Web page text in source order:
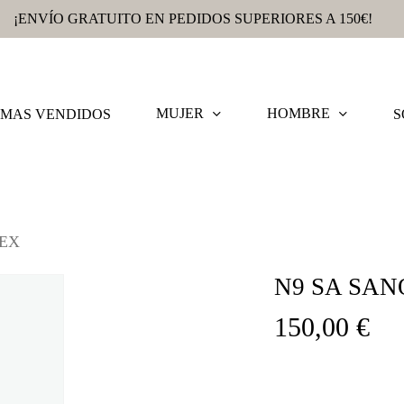
¡ENVÍO GRATUITO EN PEDIDOS SUPERIORES A 150€!
MAS VENDIDOS MUJER HOMBRE
N9 SA
150,00€